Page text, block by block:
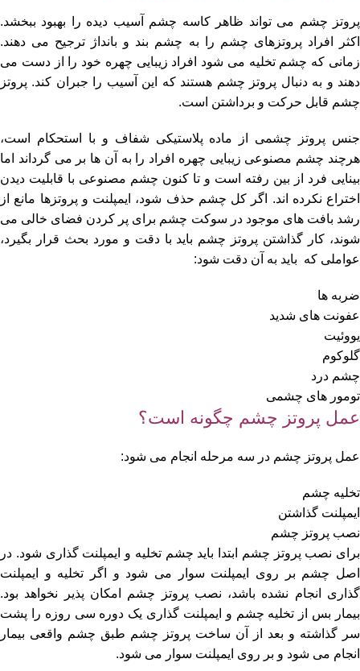
پروتز چشم می تواند ظاهر کاسه چشم آسیب دیده را بهبود ببخشد.
اکثر افراد پروتزهای چشم را به چشم بند و بانداژ ترجیح می دهند.
زمانی که چشم تخلیه می شود افراد زیبایی چهره خود را از دست می
دهند و به دنبال پروتز چشم هستند که این آسیب را جبران کند. پروتز
چشم قابل حرکت و برداشتن است.
جنس پروتز چشمی از ماده پلاستیکی شفاف و با استحکام است،
هرچند چشم مصنوعی زیبایی چهره افراد را به آن ها بر می گرداند اما
بینایی فرد از بین رفته است و تا کنون چشم مصنوعی با قابلیت دیدن
اختراع نکرده اند. اگر کل چشم حذف شود، ایمپلنت و پروتزها مانع از
رشد بافت های موجود در سوکت چشم برای پر کردن فضای خالی می
شوند، کار گذاشتن پروتز چشم باید با دقت و مورد بحث قرار بگیرد،
عواملی که باید به آن دقت شود:
ضربه ها
عفونت های شدید
یووئیت
گلوکوم
چشم درد
تومور های چشمی
عمل پروتز چشم چگونه است؟
عمل پروتز چشم در سه مرحله انجام می شود:
تخلیه چشم
ایمپلنت گذاشتن
نصب پروتز چشم
برای نصب پروتز چشم ابتدا باید چشم تخلیه و ایمپلنت گذاری شود. در
اصل چشم بر روی ایمپلنت سوار می شود و اگر تخلیه و ایمپلنت
گذاری انجام نشده باشد، نصب پروتز چشم امکان پذیر نخواهد بود.
بیمار بس از تخلیه چشم و ایمپلنت گذاری یک دوره سی روزه را پشت
سر گذاشته و بعد از آن ساخت پروتز چشم طبق چشم واقعی بیمار
انجام می شود و بر روی ایمپلنت سوار می شود.